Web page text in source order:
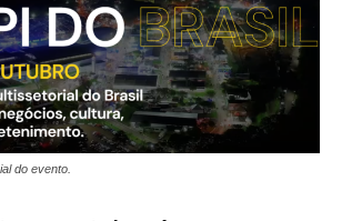
do evento.